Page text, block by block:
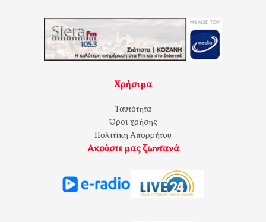
Χρήσιμα
Ταυτότητα
Όροι χρήσης
Πολιτική Απορρήτου
Ακούστε μας ζωντανά